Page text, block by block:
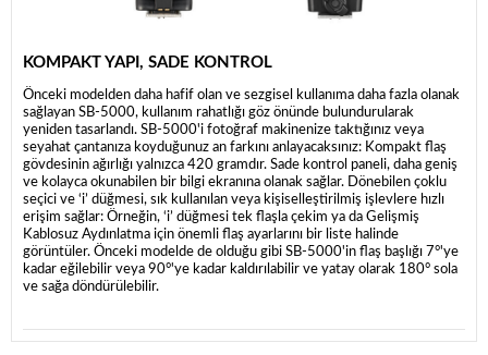
KOMPAKT YAPI, SADE KONTROL
Önceki modelden daha hafif olan ve sezgisel kullanıma daha fazla olanak
sağlayan SB-5000, kullanım rahatlığı göz önünde bulundurularak
yeniden tasarlandı. SB-5000'i fotoğraf makinenize taktığınız veya
seyahat çantanıza koyduğunuz an farkını anlayacaksınız: Kompakt flaş
gövdesinin ağırlığı yalnızca 420 gramdır. Sade kontrol paneli, daha geniş
ve kolayca okunabilen bir bilgi ekranına olanak sağlar. Dönebilen çoklu
seçici ve ‘i’ düğmesi, sık kullanılan veya kişiselleştirilmiş işlevlere hızlı
erişim sağlar: Örneğin, ‘i’ düğmesi tek flaşla çekim ya da Gelişmiş
Kablosuz Aydınlatma için önemli flaş ayarlarını bir liste halinde
görüntüler. Önceki modelde de olduğu gibi SB-5000'in flaş başlığı 7°'ye
kadar eğilebilir veya 90°'ye kadar kaldırılabilir ve yatay olarak 180° sola
ve sağa döndürülebilir.